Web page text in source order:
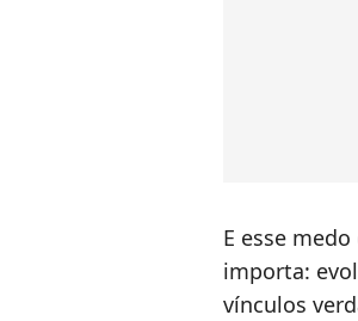
E esse
importa:
vínculos